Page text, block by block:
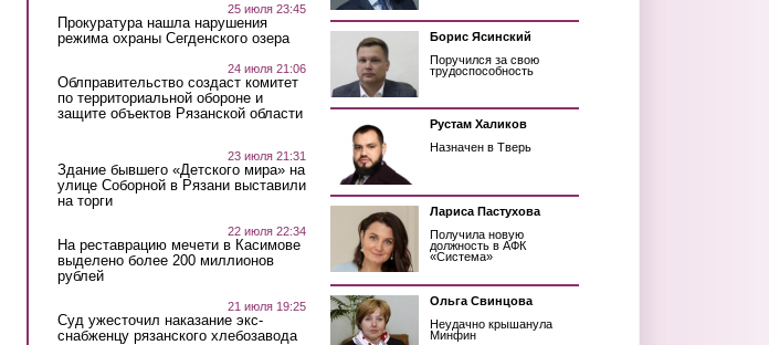
25 июля 23:45
Прокуратура нашла нарушения
режима охраны Сегденского озера
24 июля 21:06
Облправительство создаст комитет
по территориальной обороне и
защите объектов Рязанской области
23 июля 21:31
Здание бывшего «Детского мира» на
улице Соборной в Рязани выставили
на торги
22 июля 22:34
На реставрацию мечети в Касимове
выделено более 200 миллионов
рублей
21 июля 19:25
Суд ужесточил наказание экс-
снабженцу рязанского хлебозавода
Борис Ясинский
Поручился за свою
трудоспособность
Рустам Халиков
Назначен в Тверь
Лариса Пастухова
Получила новую
должность в АФК
«Система»
Ольга Свинцова
Неудачно крышанула
Минфин